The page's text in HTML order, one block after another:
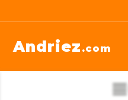
Andriez .com